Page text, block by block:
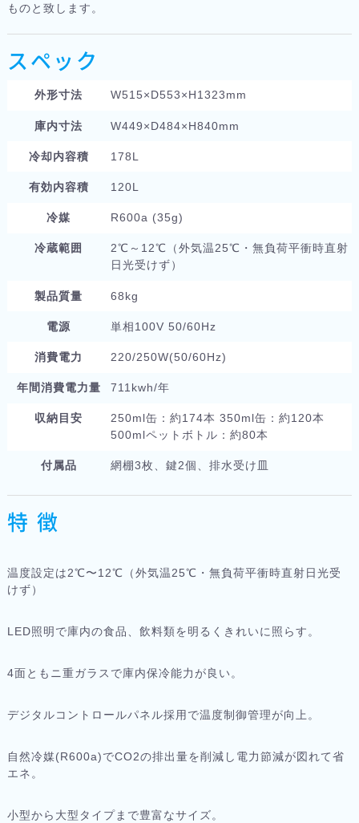
ものと致します。
スペック
外形寸法 W515×D553×H1323mm
庫内寸法 W449×D484×H840mm
冷却内容積 178L
有効内容積 120L
冷媒 R600a (35g)
冷蔵範囲
2℃～12℃（外気温25℃・無負荷平衝時直射
日光受けず）
製品質量 68kg
電源 単相100V 50/60Hz
消費電力 220/250W(50/60Hz)
年間消費電力量 711kwh/年
収納目安
250ml缶：約174本 350ml缶：約120本
500mlペットボトル：約80本
付属品 網棚3枚、鍵2個、排水受け皿
特 徴
温度設定は2℃〜12℃（外気温25℃・無負荷平衝時直射日光受
けず）
LED照明で庫内の食品、飲料類を明るくきれいに照らす。
4面ともニ重ガラスで庫内保冷能力が良い。
デジタルコントロールパネル採用で温度制御管理が向上。
自然冷媒(R600a)でCO2の排出量を削減し電力節減が図れて省
エネ。
小型から大型タイプまで豊富なサイズ。